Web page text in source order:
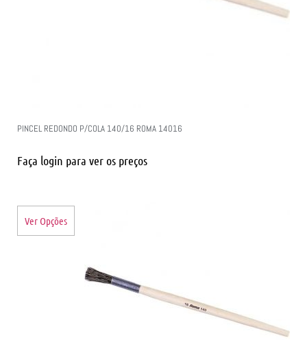
PINCEL REDONDO P/COLA 140/16 ROMA 14016
Faça login para ver os preços
Ver Opções